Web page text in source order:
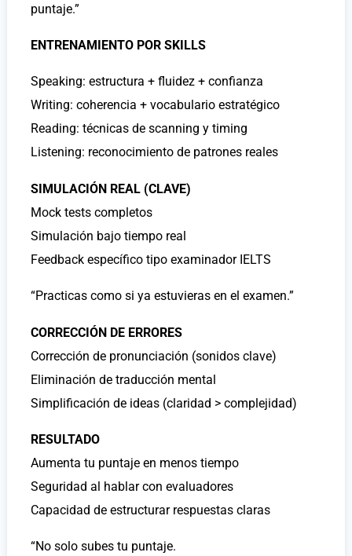
puntaje.”
ENTRENAMIENTO POR SKILLS
Speaking: estructura + fluidez + confianza
Writing: coherencia + vocabulario estratégico
Reading: técnicas de scanning y timing
Listening: reconocimiento de patrones reales
SIMULACIÓN REAL (CLAVE)
Mock tests completos
Simulación bajo tiempo real
Feedback específico tipo examinador IELTS
“Practicas como si ya estuvieras en el examen.”
CORRECCIÓN DE ERRORES
Corrección de pronunciación (sonidos clave)
Eliminación de traducción mental
Simplificación de ideas (claridad > complejidad)
RESULTADO
Aumenta tu puntaje en menos tiempo
Seguridad al hablar con evaluadores
Capacidad de estructurar respuestas claras
“No solo subes tu puntaje.